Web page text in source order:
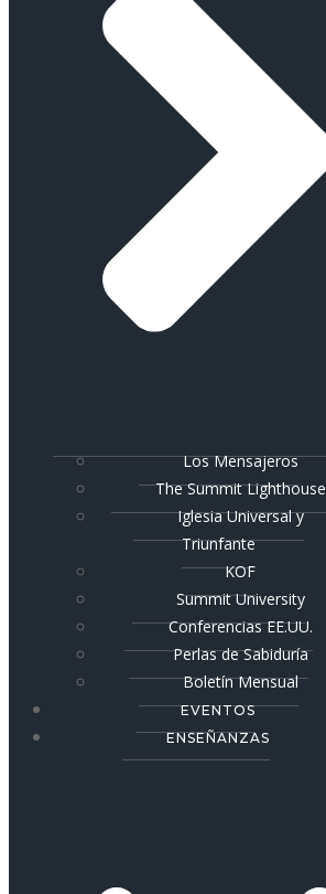
Los Mensajeros
The Summit Lighthouse
Iglesia Universal y
Triunfante
KOF
Summit University
Conferencias EE.UU.
Perlas de Sabiduría
Boletín Mensual
EVENTOS
ENSEÑANZAS